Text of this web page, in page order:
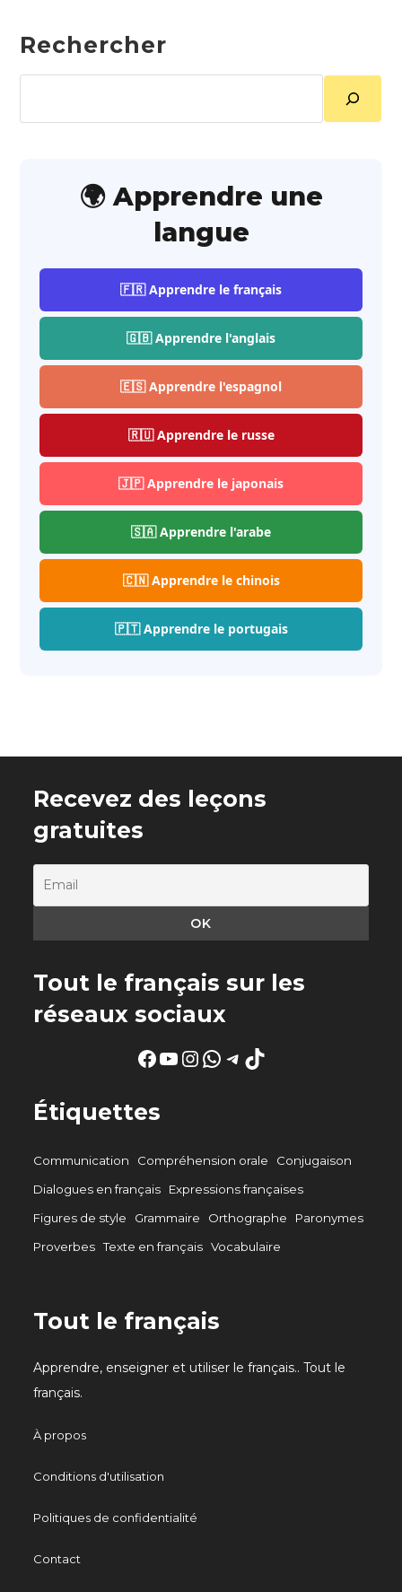
Rechercher
🌍 Apprendre une
langue
🇫🇷 Apprendre le français
🇬🇧 Apprendre l'anglais
🇪🇸 Apprendre l'espagnol
🇷🇺 Apprendre le russe
🇯🇵 Apprendre le japonais
🇸🇦 Apprendre l'arabe
🇨🇳 Apprendre le chinois
🇵🇹 Apprendre le portugais
Recevez des leçons
gratuites
Tout le français sur les
réseaux sociaux
Facebook
YouTube
Instagram
WhatsApp
Telegram
TikTok
Étiquettes
Communication Compréhension orale
Conjugaison
Dialogues en français
Expressions françaises
Figures de style
Grammaire Orthographe
Paronymes
Proverbes Texte en français Vocabulaire
Tout le français
Apprendre, enseigner et utiliser le français.. Tout le
français.
À propos
Conditions d'utilisation
Politiques de confidentialité
Contact